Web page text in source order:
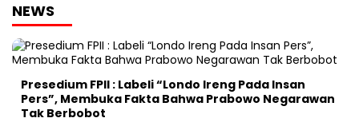
NEWS
Presedium FPII : Labeli “Londo Ireng Pada Insan
Pers”, Membuka Fakta Bahwa Prabowo Negarawan
Tak Berbobot